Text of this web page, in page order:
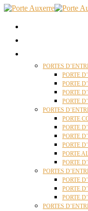
PORTES
PORTE
PORTE
PORTE
PORTE
PORTES
PORTE
PORTE
PORTE
PORTE
PORTE
PORTE
PORTES
PORTE
PORTE
PORTE
PORTES